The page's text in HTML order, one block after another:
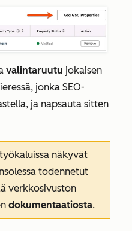
valintaruutu jokaisen
jonka SEO-
ja napsauta sitten
näkyvät
todennetut
verkkosivuston
dokumentaatiosta.